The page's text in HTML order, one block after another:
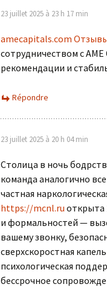
23 juillet 2025 à 23 h 17 min
amecapitals.com
сотрудничеством с
рекомендации и
Répondre
23 juillet 2025 à 20 h 04 min
Столица в ночь
команда аналогично
частная
https://mcnl.ru открыта
и формальностей —
вашему звонку,
сверхскоростная
психологическая
бессрочное